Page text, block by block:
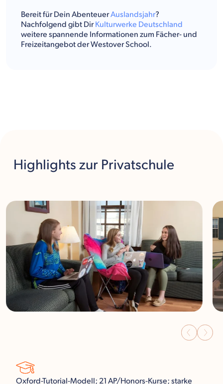
Bereit für Dein AbenteuerAuslandsjahr?
Nachfolgend gibt DirKulturwerke Deutschland
weitere spannende Informationen zum Fächer- und
Freizeitangebot der Westover School.
Highlights zur Privatschule
Oxford-Tutorial-Modell; 21 AP/Honors-Kurse; starke